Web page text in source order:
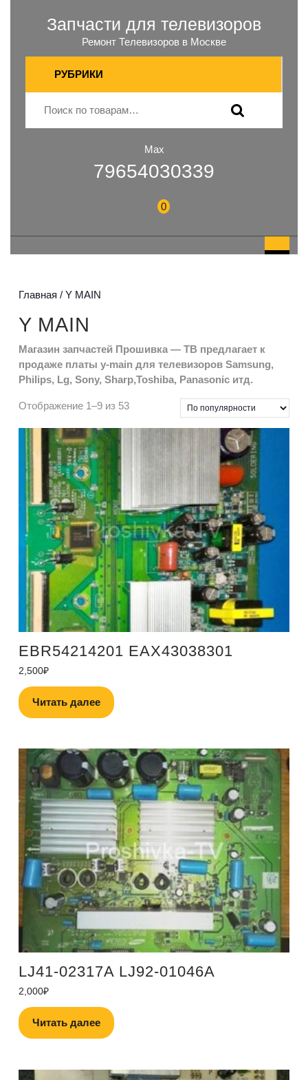
Запчасти для телевизоров
Ремонт Телевизоров в Москве
РУБРИКИ
Max
79654030339
0
Главная / Y MAIN
Y MAIN
Магазин запчастей Прошивка — ТВ предлагает к
продаже платы y-main для телевизоров Samsung,
Philips, Lg, Sony, Sharp,Toshiba, Panasonic итд.
Отображение 1–9 из 53
EBR54214201 EAX43038301
2,500₽
Читать далее
LJ41-02317A LJ92-01046A
2,000₽
Читать далее